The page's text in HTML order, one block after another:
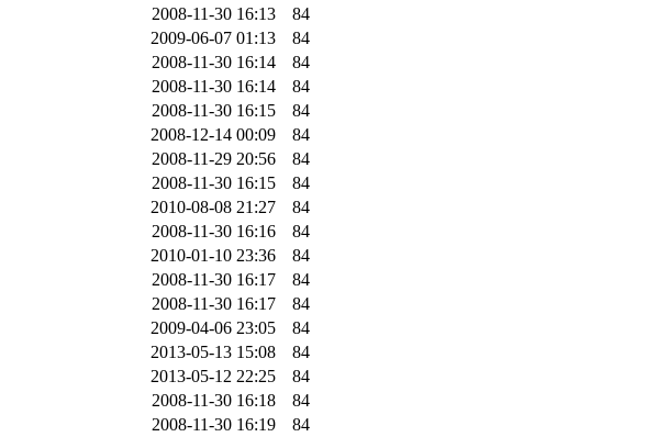
2008-11-30 16:13
84
2009-06-07 01:13
84
2008-11-30 16:14
84
2008-11-30 16:14
84
2008-11-30 16:15
84
2008-12-14 00:09
84
2008-11-29 20:56
84
2008-11-30 16:15
84
2010-08-08 21:27
84
2008-11-30 16:16
84
2010-01-10 23:36
84
2008-11-30 16:17
84
2008-11-30 16:17
84
2009-04-06 23:05
84
2013-05-13 15:08
84
2013-05-12 22:25
84
2008-11-30 16:18
84
2008-11-30 16:19
84